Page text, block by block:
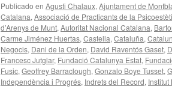
Publicado en Agusti Chalaux, Ajuntament de
Catalana, Associació de Practicants de la
d’Arenys de Munt, Autoritat Nacional Catalana,
Carme Jiménez Huertas, Castella, Cataluña,
Negocis, Dani de la Orden, David Raventós Gaset,
Francesc Jutglar, Fundació Catalunya Estat,
Fusic, Geoffrey Barraclough, Gonzalo Boye Tusset,
Independència i Progrés, Indrets del Record, Institut